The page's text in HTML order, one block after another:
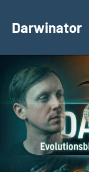
InhaltDarwinator
Evolutionsbiologie